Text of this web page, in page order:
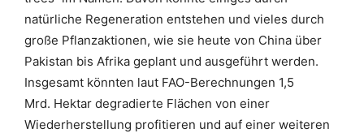
natürliche Regeneration entstehen und vieles durch
große Pflanzaktionen, wie sie heute von China über
Pakistan bis Afrika geplant und ausgeführt werden.
Insgesamt könnten laut FAO-Berechnungen 1,5
Mrd. Hektar degradierte Flächen von einer
Wiederherstellung profitieren und auf einer weiteren